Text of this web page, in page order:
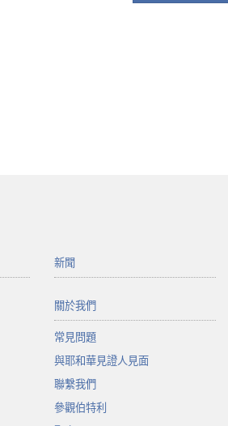
新聞
關於我們
常見問題
與耶和華見證人見面
聯繫我們
參觀伯特利